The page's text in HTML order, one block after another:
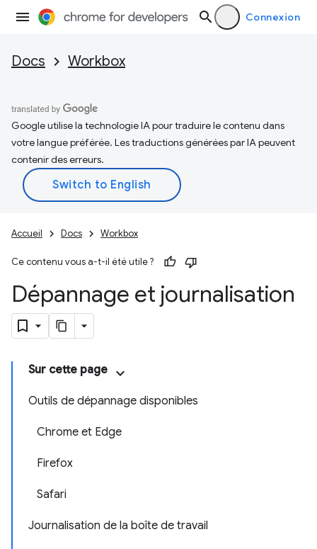
Connexion
Docs Workbox
Google utilise la technologie IA pour traduire le contenu dans
votre langue préférée. Les traductions générées par IA peuvent
contenir des erreurs.
Accueil Docs Workbox
Ce contenu vous a-t-il été utile ?
Dépannage et journalisation
Sur cette page
Outils de dépannage disponibles
Chrome et Edge
Firefox
Safari
Journalisation de la boîte de travail